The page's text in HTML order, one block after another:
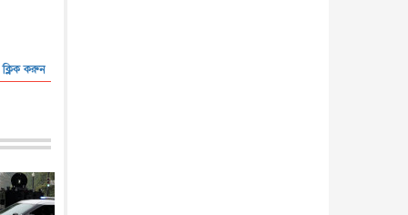
ক্লিক করুন